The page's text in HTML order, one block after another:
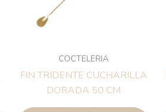
COCTELERIA
FIN TRIDENTE CUCHARILLA
DORADA 50 CM